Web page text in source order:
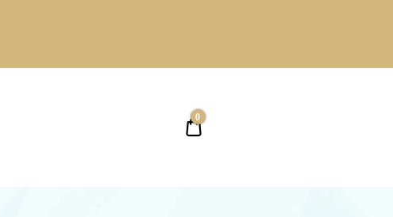
0,00 ₴
0